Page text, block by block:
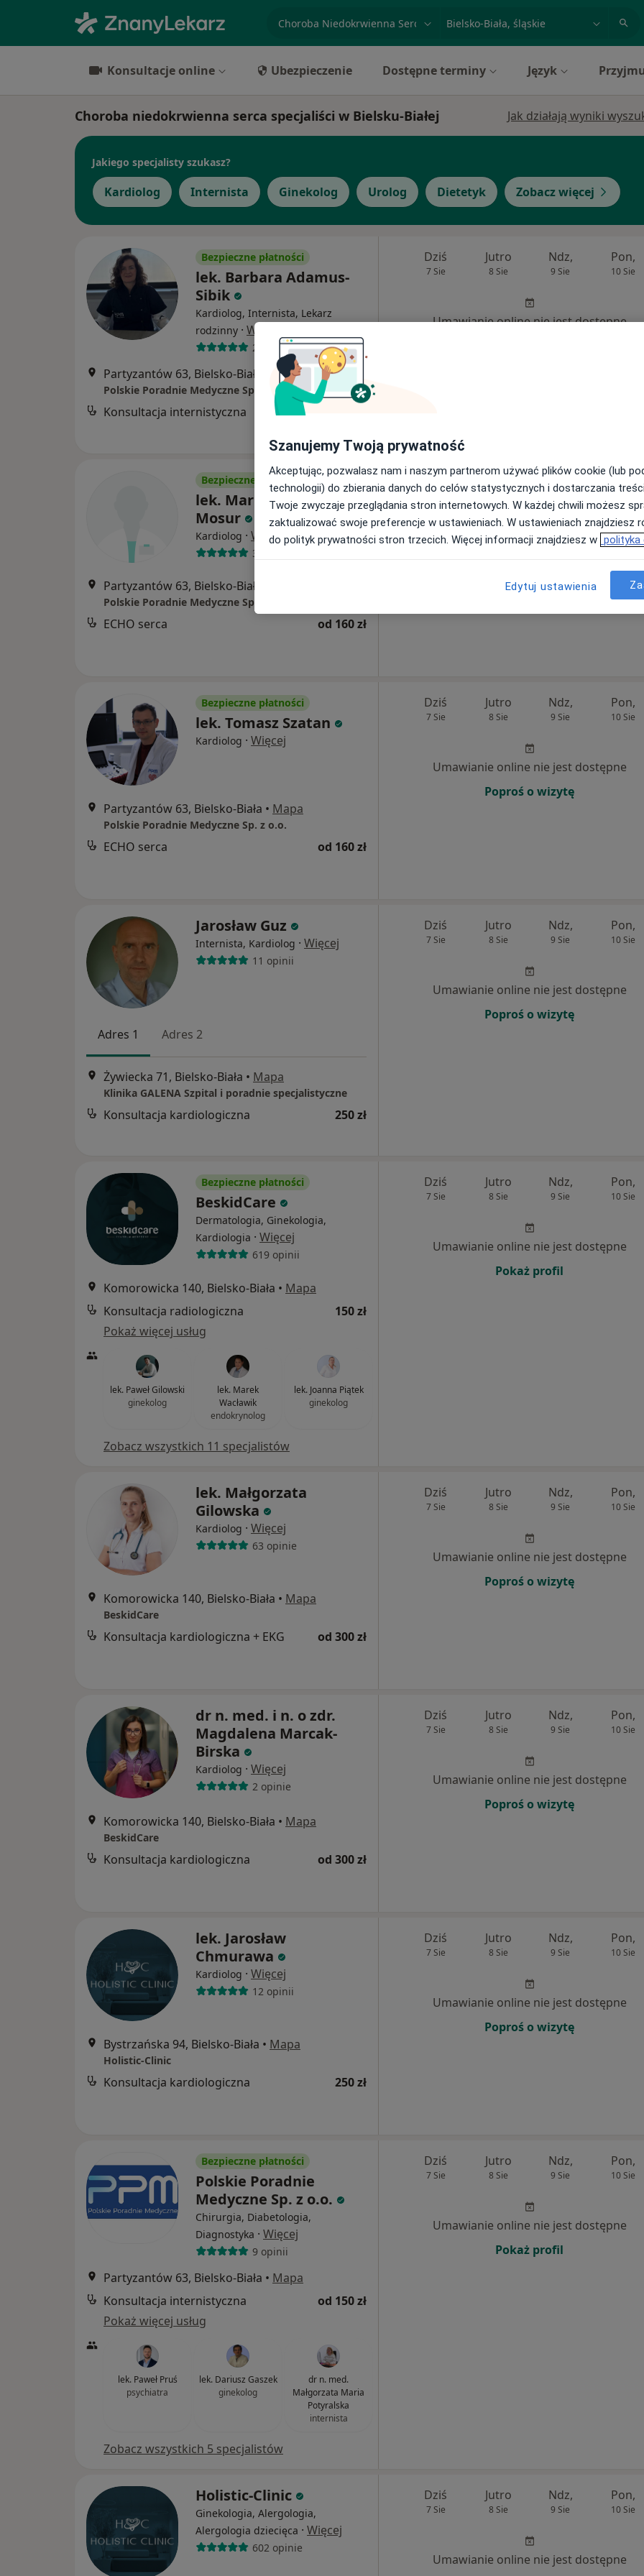
miasto lub dzielnica
Konsultacje online Ubezpieczenie Dostępne terminy Język
Choroba niedokrwienna serca specjaliści w Bielsku-Białej Jak działają wyniki
Jakiego specjalisty szukasz?
Kardiolog Internista Ginekolog Urolog Dietetyk Zobacz więcej
Bezpieczne płatności
lek. Barbara Adamus-
Sibik
Kardiolog, Internista, Lekarz
rodzinny · Więcej
2 opinie
Partyzantów 63, Bielsko-Biała Mapa
Polskie Poradnie Medyczne Sp. z o.o.
Konsultacja internistyczna
Dziś
7 Sie
Jutro
8 Sie
Ndz,
9 Sie
Pon,
10 Sie
Umawianie online nie jest dostępne
Bezpieczne płatności
lek. Mariusz Wiesław
Mosur
Kardiolog · Więcej
39 opinii
Partyzantów 63, Bielsko-Biała
Polskie Poradnie Medyczne Sp. z o.o.
ECHO serca od 160 zł
Dziś
7 Sie
Jutro
8 Sie
Ndz,
9 Sie
Pon,
10 Sie
Umawianie online nie jest dostępne
Bezpieczne płatności
lek. Tomasz Szatan
Kardiolog · Więcej
Partyzantów 63, Bielsko-Biała • Mapa
Polskie Poradnie Medyczne Sp. z o.o.
ECHO serca od 160 zł
Dziś
7 Sie
Jutro
8 Sie
Ndz,
9 Sie
Pon,
10 Sie
Umawianie online nie jest dostępne
Poproś o wizytę
Jarosław Guz
Internista, Kardiolog · Więcej
11 opinii
Adres 1 Adres 2
Żywiecka 71, Bielsko-Biała • Mapa
Klinika GALENA Szpital i poradnie specjalistyczne
Konsultacja kardiologiczna 250 zł
Dziś
7 Sie
Jutro
8 Sie
Ndz,
9 Sie
Pon,
10 Sie
Umawianie online nie jest dostępne
Poproś o wizytę
Bezpieczne płatności
BeskidCare
Dermatologia, Ginekologia,
Kardiologia · Więcej
619 opinii
Komorowicka 140, Bielsko-Biała • Mapa
Konsultacja radiologiczna
150 zł
Pokaż więcej usług
lek. Paweł Gilowski
ginekolog
lek. Marek
Wacławik
endokrynolog
lek. Joanna Piątek
ginekolog
Zobacz wszystkich 11 specjalistów
Dziś
7 Sie
Jutro
8 Sie
Ndz,
9 Sie
Pon,
10 Sie
Umawianie online nie jest dostępne
Pokaż profil
lek. Małgorzata
Gilowska
Kardiolog · Więcej
63 opinie
Komorowicka 140, Bielsko-Biała • Mapa
BeskidCare
Konsultacja kardiologiczna + EKG od 300 zł
Dziś
7 Sie
Jutro
8 Sie
Ndz,
9 Sie
Pon,
10 Sie
Umawianie online nie jest dostępne
Poproś o wizytę
dr n. med. i n. o zdr.
Magdalena Marcak-
Birska
Kardiolog · Więcej
2 opinie
Komorowicka 140, Bielsko-Biała • Mapa
BeskidCare
Konsultacja kardiologiczna od 300 zł
Dziś
7 Sie
Jutro
8 Sie
Ndz,
9 Sie
Pon,
10 Sie
Umawianie online nie jest dostępne
Poproś o wizytę
lek. Jarosław
Chmurawa
Kardiolog · Więcej
12 opinii
Bystrzańska 94, Bielsko-Biała • Mapa
Holistic-Clinic
Konsultacja kardiologiczna 250 zł
Dziś
7 Sie
Jutro
8 Sie
Ndz,
9 Sie
Pon,
10 Sie
Umawianie online nie jest dostępne
Poproś o wizytę
Bezpieczne płatności
Polskie Poradnie
Medyczne Sp. z o.o.
Chirurgia, Diabetologia,
Diagnostyka · Więcej
9 opinii
Partyzantów 63, Bielsko-Biała • Mapa
Konsultacja internistyczna
od 150 zł
Pokaż więcej usług
lek. Paweł Pruś
psychiatra
lek. Dariusz Gaszek
ginekolog
dr n. med.
Małgorzata Maria
Potyralska
internista
Zobacz wszystkich 5 specjalistów
Dziś
7 Sie
Jutro
8 Sie
Ndz,
9 Sie
Pon,
10 Sie
Umawianie online nie jest dostępne
Pokaż profil
Holistic-Clinic
Ginekologia, Alergologia,
Alergologia dziecięca · Więcej
602 opinie
Dziś
7 Sie
Jutro
8 Sie
Ndz,
9 Sie
Pon,
10 Sie
Umawianie online nie jest dostępne
Szanujemy Twoją prywatność
Akceptując, pozwalasz nam i naszym partnerom używać plików cookie (lub
technologii) do zbierania danych do celów statystycznych i dostarczania
Twoje zwyczaje przeglądania stron internetowych. W każdej chwili możesz
zaktualizować swoje preferencje w ustawieniach. W ustawieniach znajdziesz
do polityk prywatności stron trzecich. Więcej informacji znajdziesz w polityka
Edytuj ustawienia